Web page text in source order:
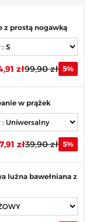
z prostą nogawką
zł99,90 zł 5%
w prążek
zł39,90 zł 5%
luźna bawełniana z